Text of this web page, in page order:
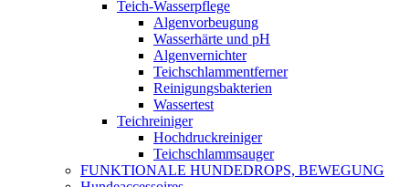
Teich-Wasserpflege
Algenvorbeugung
Wasserhärte und pH
Algenvernichter
Teichschlammentferner
Reinigungsbakterien
Wassertest
Teichreiniger
Hochdruckreiniger
Teichschlammsauger
FUNKTIONALE HUNDEDROPS, BEWEGUNG